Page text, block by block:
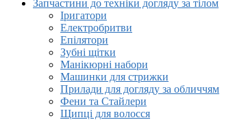
Запчастини до техніки догляду за тілом
Іригатори
Електробритви
Епілятори
Зубні щітки
Манікюрні набори
Машинки для стрижки
Прилади для догляду за обличчям
Фени та Стайлери
Щипці для волосся